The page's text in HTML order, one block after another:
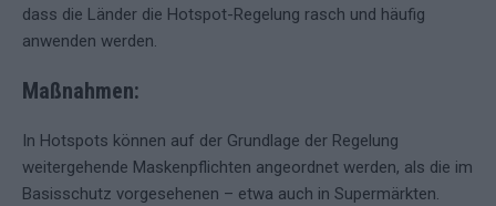
dass die Länder die Hotspot-Regelung rasch und häufig
anwenden werden.
Maßnahmen:
In Hotspots können auf der Grundlage der Regelung
weitergehende Maskenpflichten angeordnet werden, als die im
Basisschutz vorgesehenen – etwa auch in Supermärkten.